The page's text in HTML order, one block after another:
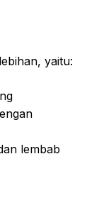
yaitu:
lembab